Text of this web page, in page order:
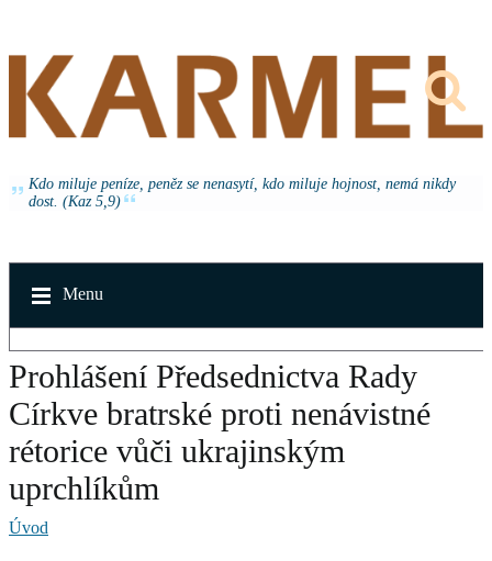
Kdo miluje peníze, peněz se nenasytí, kdo miluje hojnost, nemá nikdy
dost. (Kaz 5,9)
Menu
Prohlášení Předsednictva Rady
Církve bratrské proti nenávistné
rétorice vůči ukrajinským
uprchlíkům
Úvod